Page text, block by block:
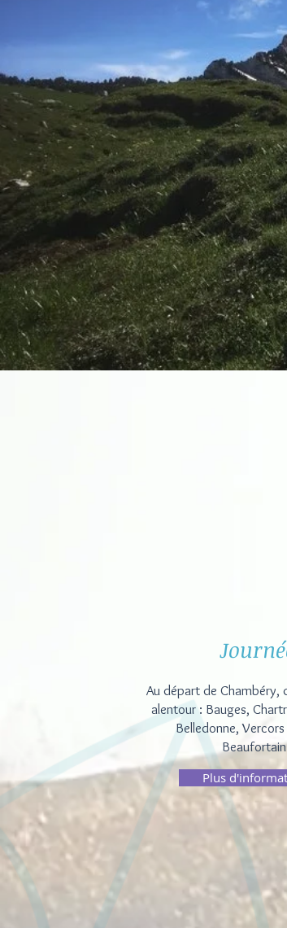
Au départ de Chambéry,
alentour : Bauges,
Belledonne,
Plus